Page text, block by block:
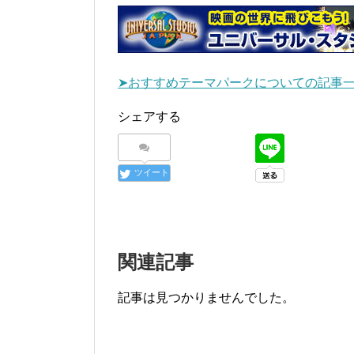
➤おすすめテーマパークについての記事
シェアする
ツイート
関連記事
記事は見つかりませんでした。